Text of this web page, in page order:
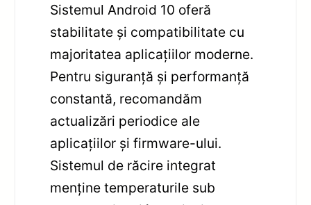
Sistemul Android 10 oferă
stabilitate și compatibilitate cu
majoritatea aplicațiilor moderne.
Pentru siguranță și performanță
constantă, recomandăm
actualizări periodice ale
aplicațiilor și firmware-ului.
Sistemul de răcire integrat
menține temperaturile sub